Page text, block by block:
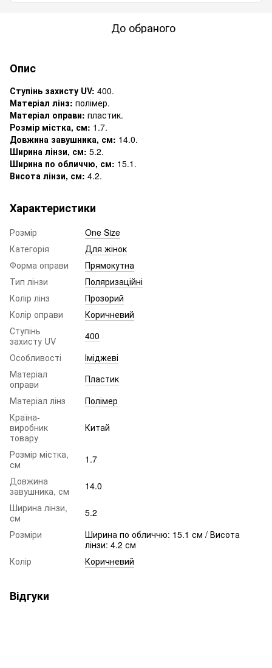
До обраного
Опис
Ступінь захисту UV: 400.
Матеріал лінз: полімер.
Матеріал оправи: пластик.
Розмір містка, см: 1.7.
Довжина завушника, см: 14.0.
Ширина лінзи, см: 5.2.
Ширина по обличчю, см: 15.1.
Висота лінзи, см: 4.2.
Характеристики
Розмір
One Size
Категорія
Для жінок
Форма оправи
Прямокутна
Тип лінзи
Поляризаційні
Колір лінз
Прозорий
Колір оправи
Коричневий
Ступінь
захисту UV
400
Особливості
Іміджеві
Матеріал
оправи
Пластик
Матеріал лінз
Полімер
Країна-
виробник
товару
Китай
Розмір містка,
см
1.7
Довжина
завушника, см
14.0
Ширина лінзи,
см
5.2
Розміри
Ширина по обличчю: 15.1 см / Висота
лінзи: 4.2 см
Колір
Коричневий
Відгуки